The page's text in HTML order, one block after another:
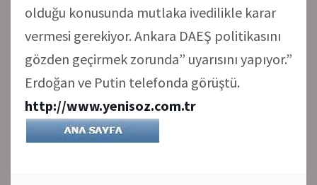
olduğu konusunda mutlaka ivedilikle karar
vermesi gerekiyor. Ankara DAEŞ politikasını
gözden geçirmek zorunda” uyarısını yapıyor.”
Erdoğan ve Putin telefonda görüştü.
http://www.yenisoz.com.tr